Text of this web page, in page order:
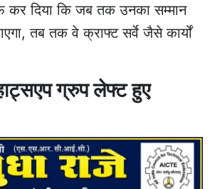
दिया कि जब तक उनका सम्मान
तब तक वे क्राफ्ट सर्वे जैसे कार्यों
ग्रुप लेफ्ट हुए